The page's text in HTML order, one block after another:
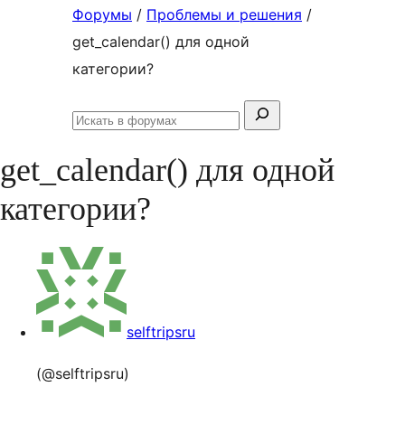
содержимому
Форумы / Проблемы и решения /
get_calendar() для одной
категории?
Поиск:
Искать
get_calendar() для одной
категории?
selftripsru
(@selftripsru)